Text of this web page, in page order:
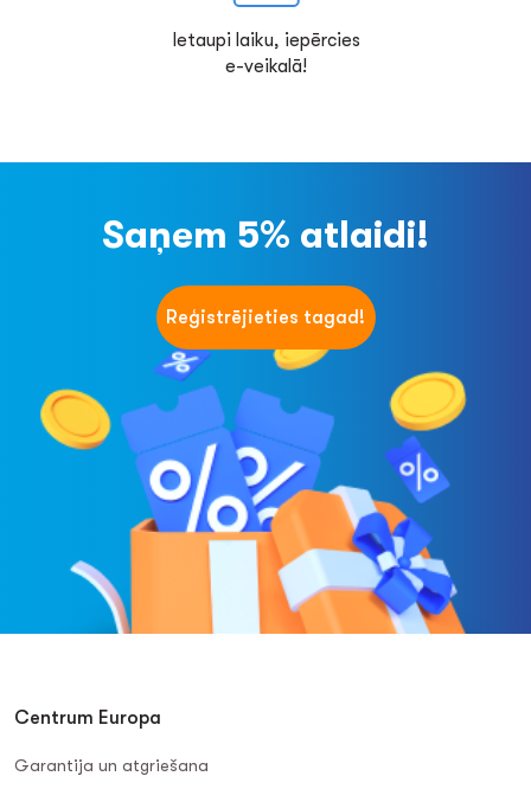
Ietaupi laiku, iepērcies
e-veikalā!
Saņem 5% atlaidi!
Reģistrējieties tagad!
Centrum Europa
Garantija un atgriešana